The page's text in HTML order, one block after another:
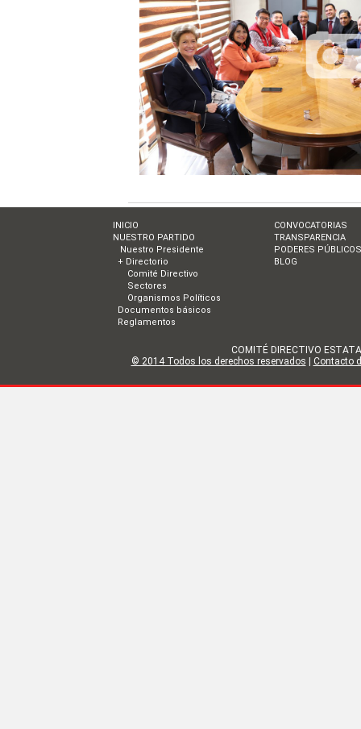
INICIO
NUESTRO PARTIDO
Nuestro Presidente
+ Directorio
Comité Directivo
Sectores
Organismos Políticos
Documentos básicos
Reglamentos
CONVOCATORIAS
TRANSPARENCIA
PODERES PÚBLICOS
BLOG
COMITÉ DIRECTIVO
© 2014 Todos los derechos reservados
Contacto